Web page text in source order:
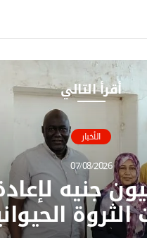
أقرأ التالي
الأخبار
07/08/2026
عقد بـ922 مليون